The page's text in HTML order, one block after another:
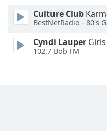
Modal
Dialog
End
dialog
Culture Club
BestNetRadio - 80's
Cyndi Lauper
102.7 Bob FM